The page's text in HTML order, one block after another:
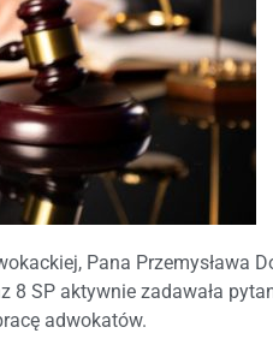
Pana Przemysława
8 SP aktywnie zadawała
adwokatów.